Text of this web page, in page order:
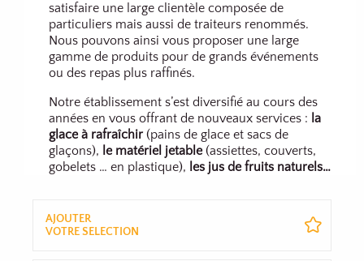
satisfaire une large clientèle composée de
particuliers mais aussi de traiteurs renommés.
Nous pouvons ainsi vous proposer une large
gamme de produits pour de grands événements
ou des repas plus raffinés.
Notre établissement s’est diversifié au cours des
années en vous offrant de nouveaux services : la
glace à rafraîchir (pains de glace et sacs de
glaçons), le matériel jetable(assiettes, couverts,
gobelets … en plastique), les jus de fruits naturels…
AJOUTER
VOTRE SELECTION